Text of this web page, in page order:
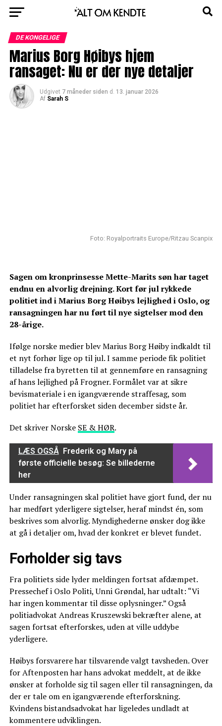
DE KONGELIGE
Marius Borg Høibys hjem
ransaget: Nu er der nye detaljer
Udgivet 7 måneder siden d. 13. januar 2026
Af Sarah S
Foto: Royalportraits Europe/Ritzau Scanpix
Sagen om kronprinsesse Mette-Marits søn har taget
endnu en alvorlig drejning. Kort før jul rykkede
politiet ind i Marius Borg Høibys lejlighed i Oslo, og
ransagningen har nu ført til nye sigtelser mod den
28-årige.
Ifølge norske medier blev Marius Borg Høiby indkaldt til
et nyt forhør lige op til jul. I samme periode fik politiet
tilladelse fra byretten til at gennemføre en ransagning
af hans lejlighed på Frogner. Formålet var at sikre
bevismateriale i en igangværende straffesag, som
politiet har efterforsket siden december sidste år.
Det skriver Norske SE & HØR.
LÆS OGSÅ Frederik og Mary på
første officielle besøg: Se billederne
her
Under ransagningen skal politiet have gjort fund, der nu
har medført yderligere sigtelser, heraf mindst én, som
beskrives som alvorlig. Myndighederne ønsker dog ikke
at gå i detaljer om, hvad der konkret er blevet fundet.
Forholder sig tavs
Fra politiets side lyder meldingen fortsat afdæmpet.
Pressechef i Oslo Politi, Unni Grøndal, har udtalt: “Vi
har ingen kommentar til disse oplysninger.” Også
politiadvokat Andreas Kruszewski bekræfter alene, at
sagen fortsat efterforskes, uden at ville uddybe
yderligere.
Høibys forsvarere har tilsvarende valgt tavsheden. Over
for Aftenposten har hans advokat meddelt, at de ikke
ønsker at forholde sig til sagen eller til ransagningen, da
der er tale om en igangværende efterforskning.
Kvindens bistandsadvokat har ligeledes undladt at
kommentere udviklingen.